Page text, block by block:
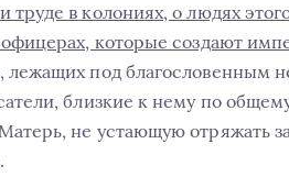
труде в колониях, о людях
которые создают
под благословенным
близкие к нему по
не устающую отряжать